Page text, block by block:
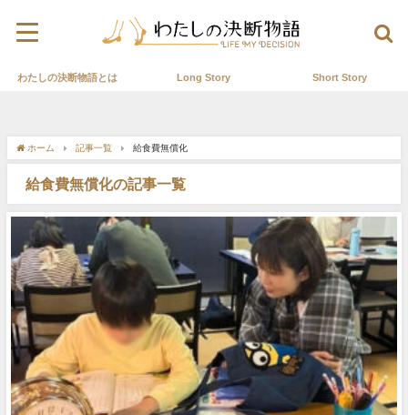
わたしの決断物語とは Long Story Short Story
ホーム 記事一覧 給食費無償化
給食費無償化の記事一覧